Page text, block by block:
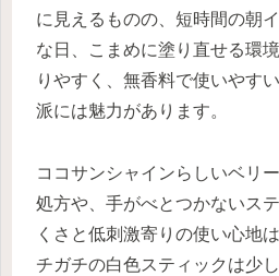
に見えるものの、短時間の朝
な日、こまめに塗り直せる環
りやすく、無香料で使いやす
派には魅力があります。
ココサンシャインらしいベリ
処方や、手がべとつかないス
くさと低刺激寄りの使い心地
チガチの白色スティックは少